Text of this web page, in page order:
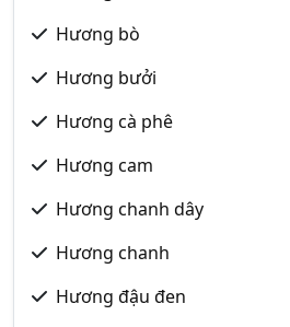
Hương bò
Hương bưởi
Hương cà phê
Hương cam
Hương chanh dây
Hương chanh
Hương đậu đen